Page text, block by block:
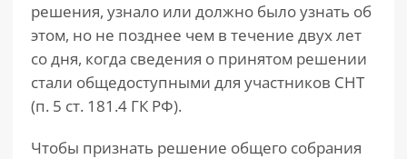
решения, узнало или должно было узнать об
этом, но не позднее чем в течение двух лет
со дня, когда сведения о принятом решении
стали общедоступными для участников СНТ
(п. 5 ст. 181.4 ГК РФ).
Чтобы признать решение общего собрания